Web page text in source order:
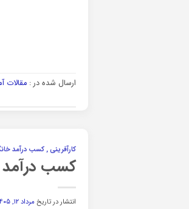
ارسال شده در :مقالات
کارآفرینی , کسب درآمد
کسب درآمد
انتشار در تاریخ مرداد ۱۲, ۱۴۰۵